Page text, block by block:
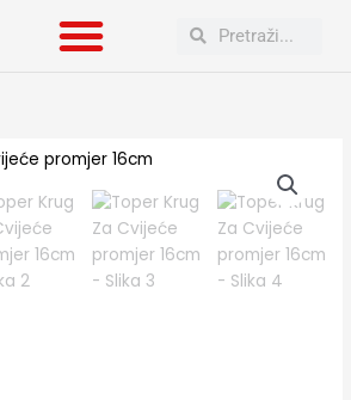
SearchSearch